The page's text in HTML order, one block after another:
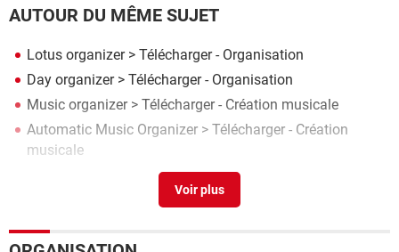
AUTOUR DU MÊME SUJET
Lotus organizer> Télécharger - Organisation
Day organizer> Télécharger - Organisation
Music organizer> Télécharger - Création musicale
Automatic Music Organizer > Télécharger - Création
musicale
> Télécharger - Organisation